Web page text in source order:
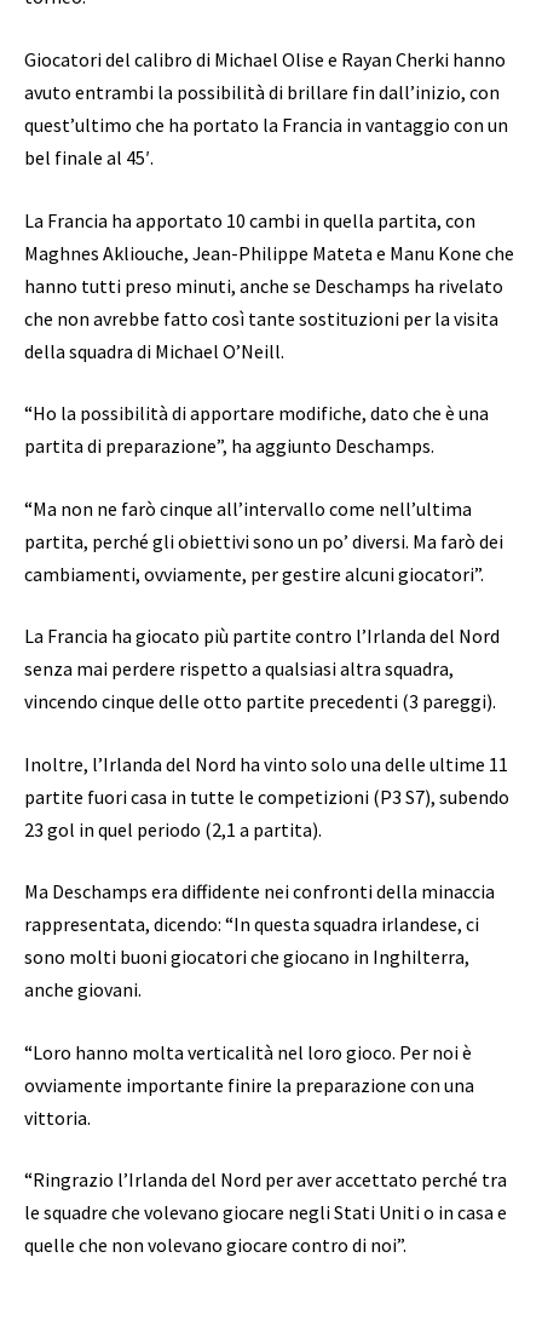
Giocatori del calibro di Michael Olise e Rayan Cherki hanno
avuto entrambi la possibilità di brillare fin dall’inizio, con
quest’ultimo che ha portato la Francia in vantaggio con un
bel finale al 45′.
La Francia ha apportato 10 cambi in quella partita, con
Maghnes Akliouche, Jean-Philippe Mateta e Manu Kone che
hanno tutti preso minuti, anche se Deschamps ha rivelato
che non avrebbe fatto così tante sostituzioni per la visita
della squadra di Michael O’Neill.
“Ho la possibilità di apportare modifiche, dato che è una
partita di preparazione”, ha aggiunto Deschamps.
“Ma non ne farò cinque all’intervallo come nell’ultima
partita, perché gli obiettivi sono un po’ diversi. Ma farò dei
cambiamenti, ovviamente, per gestire alcuni giocatori”.
La Francia ha giocato più partite contro l’Irlanda del Nord
senza mai perdere rispetto a qualsiasi altra squadra,
vincendo cinque delle otto partite precedenti (3 pareggi).
Inoltre, l’Irlanda del Nord ha vinto solo una delle ultime 11
partite fuori casa in tutte le competizioni (P3 S7), subendo
23 gol in quel periodo (2,1 a partita).
Ma Deschamps era diffidente nei confronti della minaccia
rappresentata, dicendo: “In questa squadra irlandese, ci
sono molti buoni giocatori che giocano in Inghilterra,
anche giovani.
“Loro hanno molta verticalità nel loro gioco. Per noi è
ovviamente importante finire la preparazione con una
vittoria.
“Ringrazio l’Irlanda del Nord per aver accettato perché tra
le squadre che volevano giocare negli Stati Uniti o in casa e
quelle che non volevano giocare contro di noi”.